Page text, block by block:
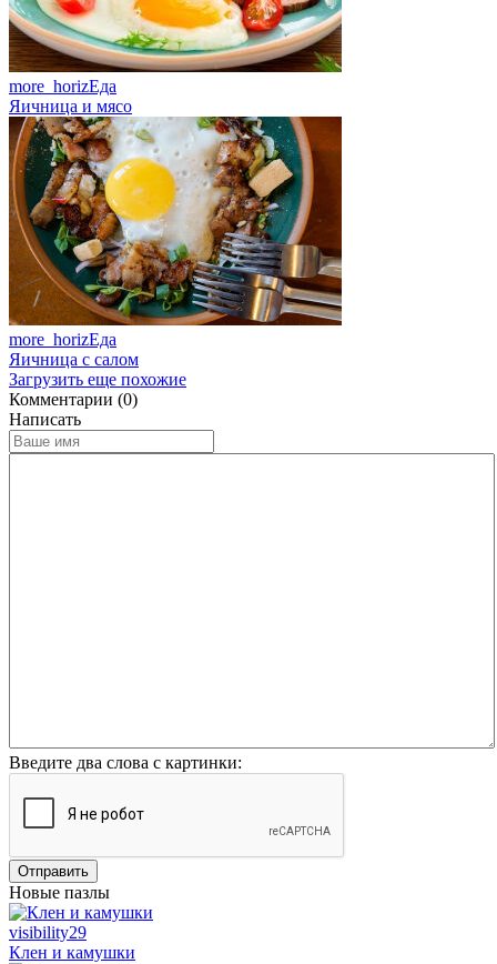
more_horizЕда
Яичница и мясо
more_horizЕда
Яичница с салом
Загрузить еще похожие
Комментарии (0)
Написать
Введите два слова с картинки:
Отправить
Новые пазлы
visibility29
Клен и камушки